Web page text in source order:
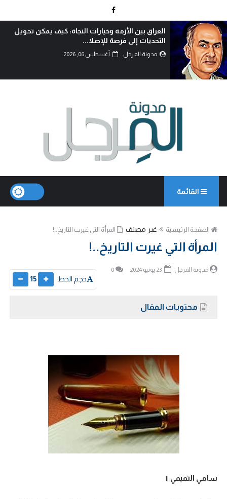
الوطنجية… عندما يُستغل علم العراق لإثارة
مدونة المرجل أغسطس 06, 2026
القائمة
الصفحة الرئيسية غير مصنف المرأة التي غيرت التاريخ..!
المرأة التي غيرت التاريخ..!
مدونة المرجل 0
حجم الخط 15
محتويات المقال
سامي التميمي ||